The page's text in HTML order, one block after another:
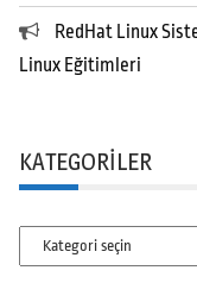
RedHat Linux
Linux Eğitimleri
KATEGORILER
Kategoriler